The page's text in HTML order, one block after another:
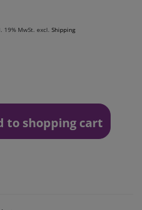
19% MwSt. excl. Shipping
to shopping cart